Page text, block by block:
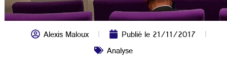
Alexis Maloux Publié le21/11/2017
Analyse